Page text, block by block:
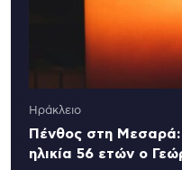
Ηράκλειο
Πένθος στη
ηλικία 56 ετών ο